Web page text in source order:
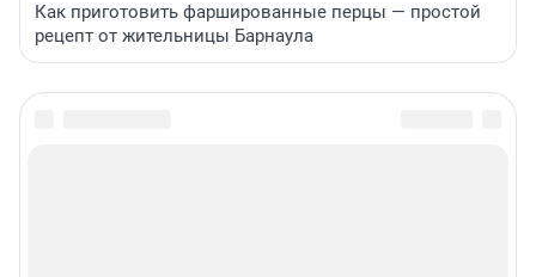
Как приготовить фаршированные перцы — простой
рецепт от жительницы Барнаула